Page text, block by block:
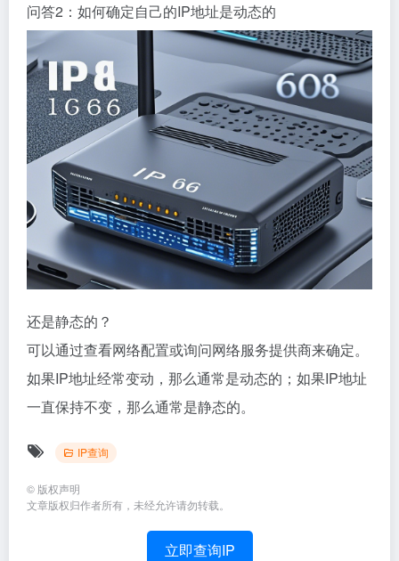
问答2：如何确定自己的IP地址是动态的
还是静态的？
可以通过查看网络配置或询问网络服务提供商来确定。
如果IP地址经常变动，那么通常是动态的；如果IP地址
一直保持不变，那么通常是静态的。
IP查询
© 版权声明
文章版权归作者所有，未经允许请勿转载。
立即查询IP